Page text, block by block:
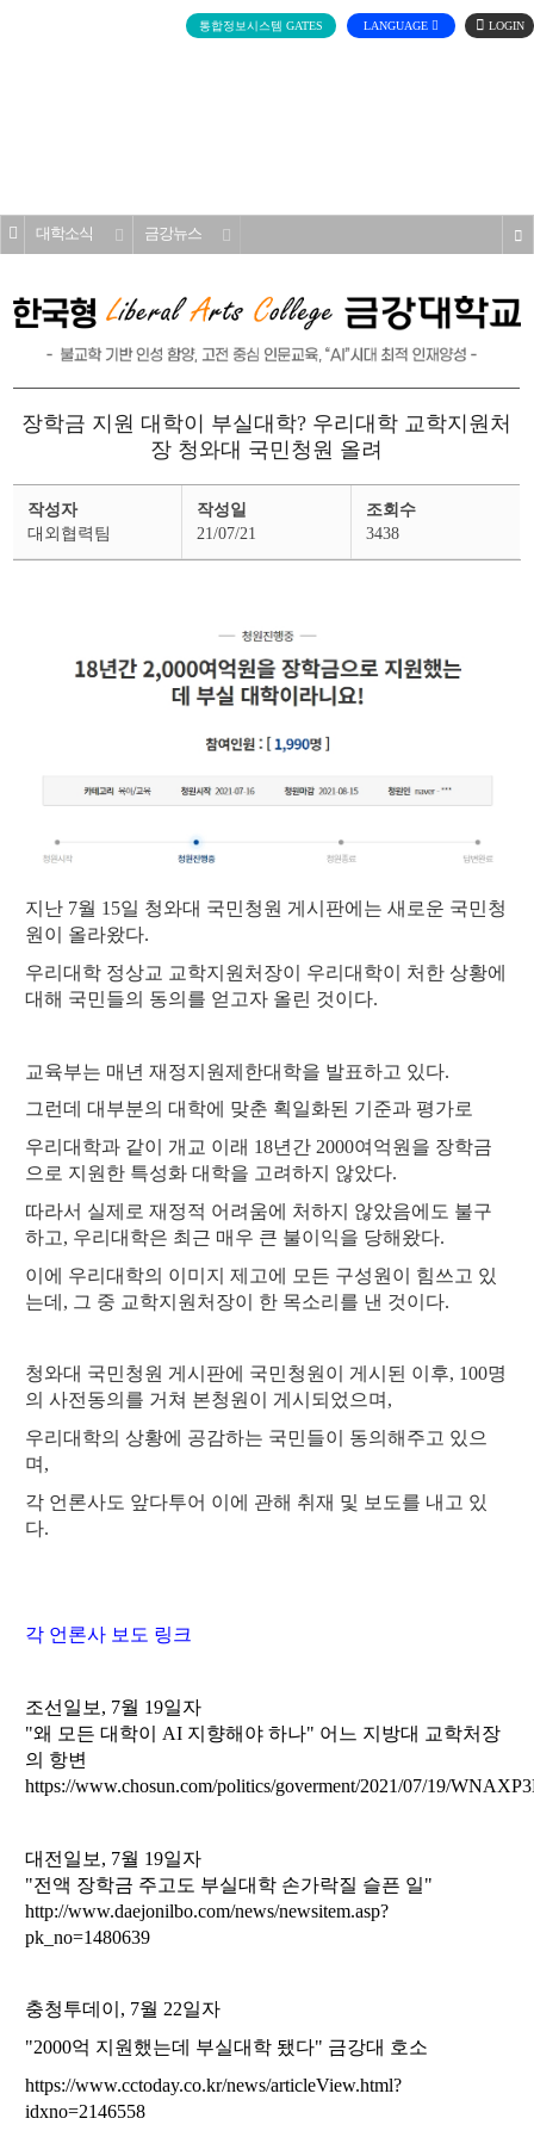
통합정보시스템 GATES LANGUAGE
로
그
대학소식 금강뉴스
상
장학금 지원 대학이 부실대학? 우리대학 교학지원처
장 청와대 국민청원 올려
작성자
대외협력팀
작성일
21/07/21
조회수
3438
지난 7월 15일 청와대 국민청원 게시판에는 새로운 국민청
원이 올라왔다.
우리대학 정상교 교학지원처장이 우리대학이 처한 상황에
대해 국민들의 동의를 얻고자 올린 것이다.
교육부는 매년 재정지원제한대학을 발표하고 있다.
그런데 대부분의 대학에 맞춘 획일화된 기준과 평가로
우리대학과 같이 개교 이래 18년간 2000여억원을 장학금
으로 지원한 특성화 대학을 고려하지 않았다.
따라서 실제로 재정적 어려움에 처하지 않았음에도 불구
하고, 우리대학은 최근 매우 큰 불이익을 당해왔다.
이에 우리대학의 이미지 제고에 모든 구성원이 힘쓰고 있
는데, 그 중 교학지원처장이 한 목소리를 낸 것이다.
청와대 국민청원 게시판에 국민청원이 게시된 이후, 100명
의 사전동의를 거쳐 본청원이 게시되었으며,
우리대학의 상황에 공감하는 국민들이 동의해주고 있으
며,
각 언론사도 앞다투어 이에 관해 취재 및 보도를 내고 있
다.
각 언론사 보도 링크
조선일보, 7월 19일자
"왜 모든 대학이 AI 지향해야 하나" 어느 지방대 교학처장
의 항변
https://www.chosun.com/politics/goverment/2021/07/19/
대전일보, 7월 19일자
"전액 장학금 주고도 부실대학 손가락질 슬픈 일"
http://www.daejonilbo.com/news/newsitem.asp?
pk_no=1480639
충청투데이, 7월 22일자
"2000억 지원했는데 부실대학 됐다" 금강대 호소
https://www.cctoday.co.kr/news/articleView.html?
idxno=2146558